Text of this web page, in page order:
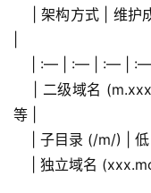
    | :— | :— | :— | :— |
等 |
| 子目录 (/m/) |
| 独立域名